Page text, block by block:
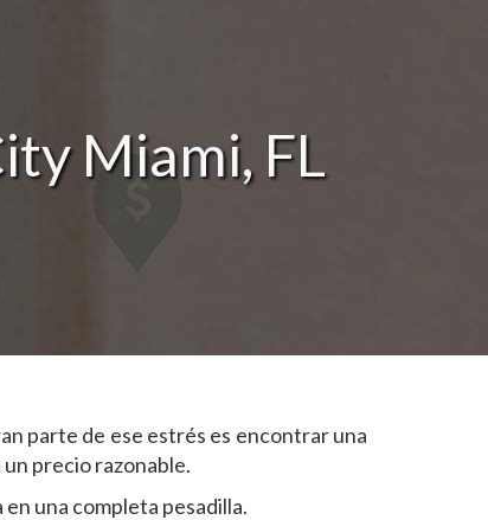
Miami, FL
parte de ese estrés es encontrar una
precio razonable.
una completa pesadilla.